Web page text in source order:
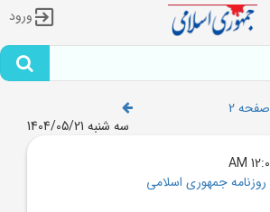
ورود
صفحه 2
سه شنبه 1404/05/21
روزنامه جمهوری اسلامی